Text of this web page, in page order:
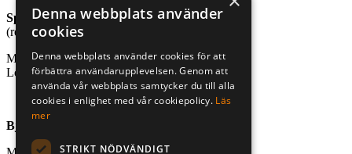
Sport- och friluftsbutik
(reception stugby och bastu)
Mån-fre, kl. 10.00-18.00
Lör-sön, kl. 10.00-16.00
Björnögårdens café
Denna webbplats använder
cookies
Denna webbplats använder cookies för att
förbättra användarupplevelsen. Genom att
använda vår webbplats samtycker du till alla
cookies i enlighet med vår cookiepolicy. Läs
mer
STRIKT NÖDVÄNDIGT